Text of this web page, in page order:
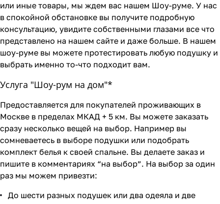
или иные товары, мы ждем вас нашем Шоу-руме. У нас
в спокойной обстановке вы получите подробную
консультацию, увидите собственными глазами все что
представлено на нашем сайте и даже больше. В нашем
шоу-руме вы можете протестировать любую подушку и
выбрать именно то-что подходит вам.
Услуга "Шоу-рум на дом"*
Предоставляется для покупателей проживающих в
Москве в пределах МКАД + 5 км. Вы можете заказать
сразу несколько вещей на выбор. Например вы
сомневаетесь в выборе подушки или подобрать
комплект белья к своей спальне. Вы делаете заказ и
пишите в комментариях “на выбор”. На выбор за один
раз мы можем привезти:
До шести разных подушек или два одеяла и две